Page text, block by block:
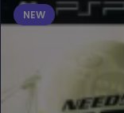
NEW